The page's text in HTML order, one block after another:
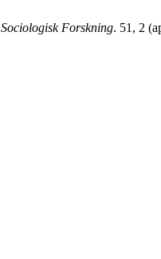
Sociologisk Forskning. 51, 2